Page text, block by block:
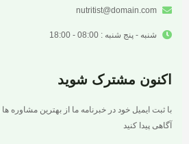
nutritist@domain.com
شنبه - پنج شنبه : 08:00 - 18:00
اکنون مشترک شوید
با ثبت ایمیل خود در خبرنامه ما از بهترین مشاوره
آگاهی پیدا کنید